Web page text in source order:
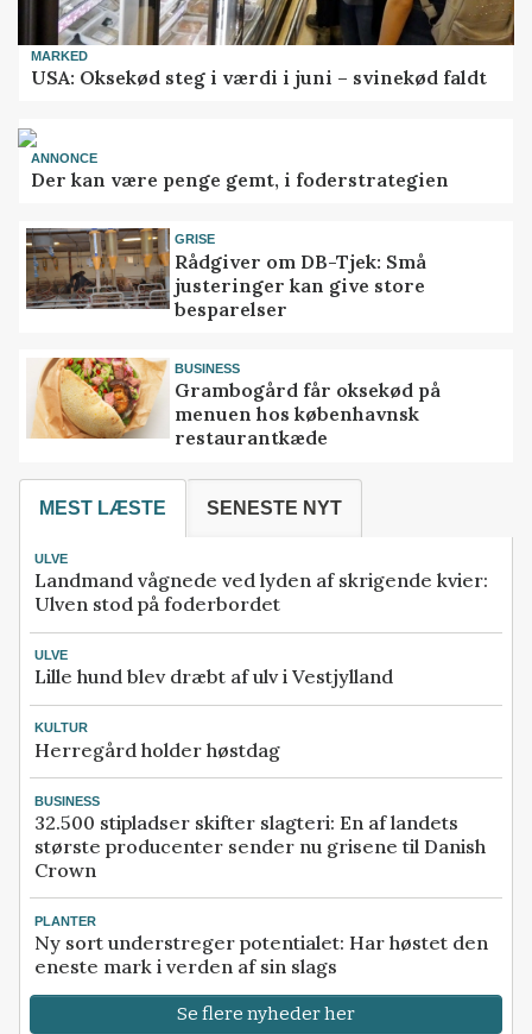
MARKED
USA: Oksekød steg i værdi i juni – svinekød faldt
ANNONCE
Der kan være penge gemt, i foderstrategien
GRISE
Rådgiver om DB-Tjek: Små
justeringer kan give store
besparelser
BUSINESS
Grambogård får oksekød på
menuen hos københavnsk
restaurantkæde
MEST LÆSTE SENESTE NYT
ULVE
Landmand vågnede ved lyden af skrigende kvier:
Ulven stod på foderbordet
ULVE
Lille hund blev dræbt af ulv i Vestjylland
KULTUR
Herregård holder høstdag
BUSINESS
32.500 stipladser skifter slagteri: En af landets
største producenter sender nu grisene til Danish
Crown
PLANTER
Ny sort understreger potentialet: Har høstet den
eneste mark i verden af sin slags
Se flere nyheder her